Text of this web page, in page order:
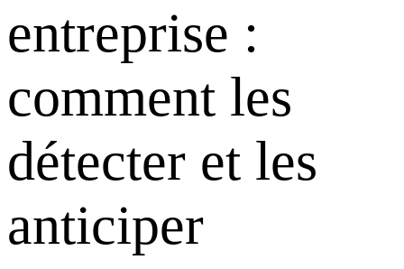
entreprise :
comment les
détecter et les
anticiper